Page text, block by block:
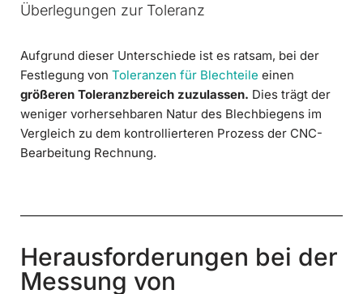
Überlegungen zur Toleranz
Aufgrund dieser Unterschiede ist es ratsam, bei der
Festlegung von Toleranzen für Blechteile einen
größeren Toleranzbereich zuzulassen. Dies trägt der
weniger vorhersehbaren Natur des Blechbiegens im
Vergleich zu dem kontrollierteren Prozess der CNC-
Bearbeitung Rechnung.
Herausforderungen bei der
Messung von